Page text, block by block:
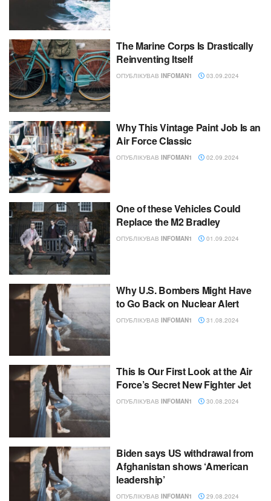
The Marine Corps Is Drastically
Reinventing Itself
ОПУБЛІКУВАВ INFOMAN1 03.09.2024
Why This Vintage Paint Job Is an
Air Force Classic
ОПУБЛІКУВАВ INFOMAN1 02.09.2024
One of these Vehicles Could
Replace the M2 Bradley
ОПУБЛІКУВАВ INFOMAN1 01.09.2024
Why U.S. Bombers Might Have
to Go Back on Nuclear Alert
ОПУБЛІКУВАВ INFOMAN1 31.08.2024
This Is Our First Look at the Air
Force’s Secret New Fighter Jet
ОПУБЛІКУВАВ INFOMAN1 30.08.2024
Biden says US withdrawal from
Afghanistan shows ‘American
leadership’
ОПУБЛІКУВАВ INFOMAN1 29.08.2024